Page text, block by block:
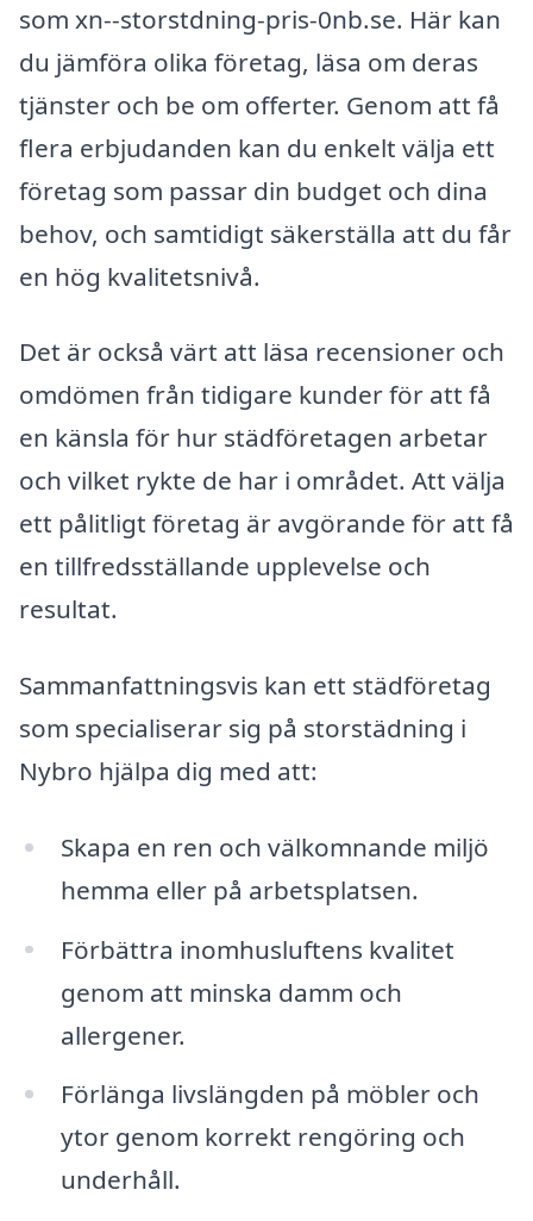
som xn--storstdning-pris-0nb.se. Här kan
du jämföra olika företag, läsa om deras
tjänster och be om offerter. Genom att få
flera erbjudanden kan du enkelt välja ett
företag som passar din budget och dina
behov, och samtidigt säkerställa att du får
en hög kvalitetsnivå.
Det är också värt att läsa recensioner och
omdömen från tidigare kunder för att få
en känsla för hur städföretagen arbetar
och vilket rykte de har i området. Att välja
ett pålitligt företag är avgörande för att få
en tillfredsställande upplevelse och
resultat.
Sammanfattningsvis kan ett städföretag
som specialiserar sig på storstädning i
Nybro hjälpa dig med att:
Skapa en ren och välkomnande miljö
hemma eller på arbetsplatsen.
Förbättra inomhusluftens kvalitet
genom att minska damm och
allergener.
Förlänga livslängden på möbler och
ytor genom korrekt rengöring och
underhåll.